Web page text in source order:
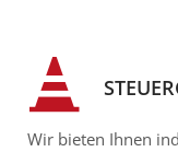
Wir bieten Ihnen